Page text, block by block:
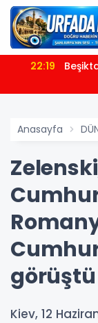
22:19
Anasayfa
görüştü
Kiev, 12